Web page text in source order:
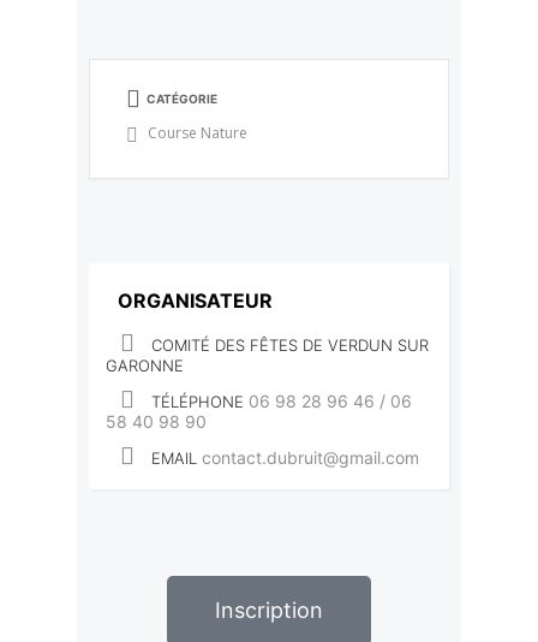
CATÉGORIE
Course Nature
ORGANISATEUR
COMITÉ DES FÊTES DE VERDUN SUR
GARONNE
TÉLÉPHONE 06 98 28 96 46 / 06
58 40 98 90
EMAIL contact.dubruit@gmail.com
Inscription